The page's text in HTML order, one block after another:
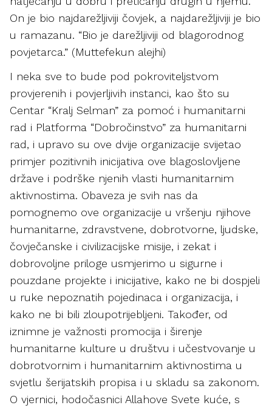
On je bio najdarežljiviji čovjek, a najdarežljiviji je bio
u ramazanu. “Bio je darežljiviji od blagorodnog
povjetarca.” (Muttefekun alejhi)
I neka sve to bude pod pokroviteljstvom
provjerenih i povjerljivih instanci, kao što su
Centar “Kralj Selman” za pomoć i humanitarni
rad i Platforma “Dobročinstvo” za humanitarni
rad, i upravo su ove dvije organizacije svijetao
primjer pozitivnih inicijativa ove blagoslovljene
države i podrške njenih vlasti humanitarnim
aktivnostima. Obaveza je svih nas da
pomognemo ove organizacije u vršenju njihove
humanitarne, zdravstvene, dobrotvorne, ljudske,
čovječanske i civilizacijske misije, i zekat i
dobrovoljne priloge usmjerimo u sigurne i
pouzdane projekte i inicijative, kako ne bi dospjeli
u ruke nepoznatih pojedinaca i organizacija, i
kako ne bi bili zloupotrijebljeni. Također, od
iznimne je važnosti promocija i širenje
humanitarne kulture u društvu i učestvovanje u
dobrotvornim i humanitarnim aktivnostima u
svjetlu šerijatskih propisa i u skladu sa zakonom.
O vjernici, hodočasnici Allahove Svete kuće, s